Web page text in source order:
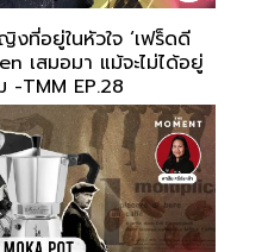
งที่อยู่ในหัวใจ ‘เฟร็ดดี
เสมอมา แม้จะไม่ได้อยู่
-TMM EP.28